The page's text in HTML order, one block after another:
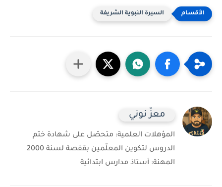
السيرة النبوية الشريفة
معزّ نوني
المؤهلات العلمية: متحصّل على شهادة ختم
الدروس لتكوين المعلّمين بقفصة لسنة 2000
المهنة: أستاذ مدارس ابتدائية